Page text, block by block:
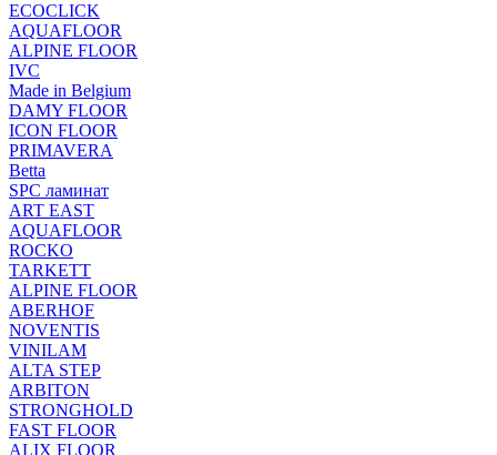
ECOCLICK
AQUAFLOOR
ALPINE FLOOR
IVC
Made in Belgium
DAMY FLOOR
ICON FLOOR
PRIMAVERA
Betta
SPC ламинат
ART EAST
AQUAFLOOR
ROCKO
TARKETT
ALPINE FLOOR
ABERHOF
NOVENTIS
VINILAM
ALTA STEP
ARBITON
STRONGHOLD
FAST FLOOR
ALIX FLOOR